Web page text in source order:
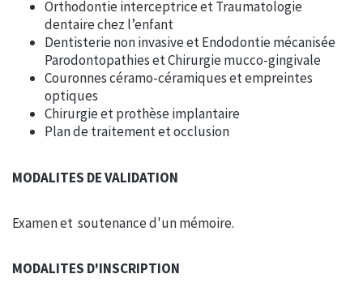
Orthodontie interceptrice et Traumatologie
dentaire chez l’enfant
Dentisterie non invasive et Endodontie mécanisée
Parodontopathies et Chirurgie mucco-gingivale
Couronnes céramo-céramiques et empreintes
optiques
Chirurgie et prothèse implantaire
Plan de traitement et occlusion
MODALITES DE VALIDATION
Examen et soutenance d'un mémoire.
MODALITES D'INSCRIPTION